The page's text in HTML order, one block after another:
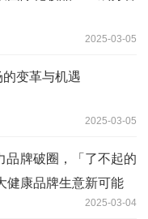
2025-03-05
变革与机遇
2025-03-05
品牌破圈，「了不起的
健康品牌生意新可能
2025-03-04